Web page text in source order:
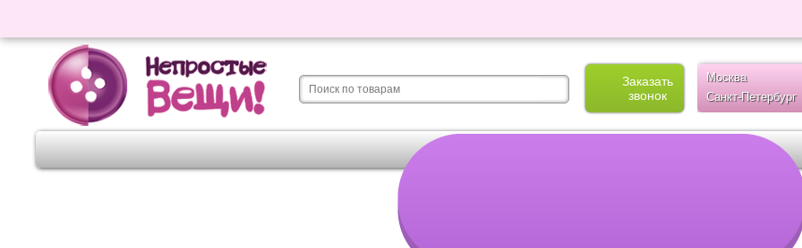
Заказать
звонок
Москва
Санкт-Петербург